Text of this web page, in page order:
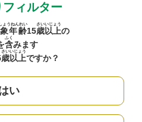
ィルター
年齢
ょうねんれい
15歳
さい
以上
いじょう
の
含
ふく
みます
歳
さい
以上
いじょう
ですか？
い